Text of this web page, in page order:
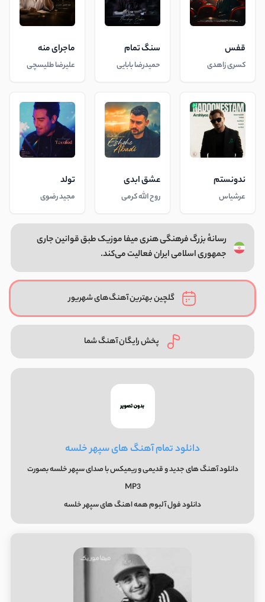
قفس
کسری زاهدی
سنگ تمام
حمیدرضا بابایی
ماجرای منه
علیرضا طلیسچی
ندونستم
عرشیاس
عشق ابدی
روح الله کرمی
تولد
مجید رضوی
رسانهٔ بزرگ فرهنگی هنری میفا موزیک طبق قوانین جاری
جمهوری اسلامی ایران فعالیت می‌کند.
گلچین بهترین آهنگ‌های شهریور
پخش رایگان آهنگ شما
دانلود تمام آهنگ های سپهر خلسه
دانلود آهنگ های جدید و قدیمی و ریمیکس با صدای سپهر خلسه بصورت
MP3
دانلود فول آلبوم همه اهنگ های سپهر خلسه